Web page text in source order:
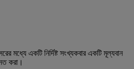
মধ্যে একটি নির্দিষ্ট সংখ্যকবার একটি মূল্যবান
করা।